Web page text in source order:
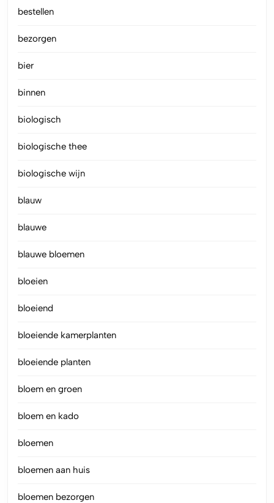
bestellen
bezorgen
bier
binnen
biologisch
biologische thee
biologische wijn
blauw
blauwe
blauwe bloemen
bloeien
bloeiend
bloeiende kamerplanten
bloeiende planten
bloem en groen
bloem en kado
bloemen
bloemen aan huis
bloemen bezorgen